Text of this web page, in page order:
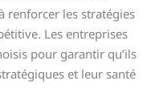
renforcer les stratégies
Les entreprises
pour garantir qu’ils
et leur santé